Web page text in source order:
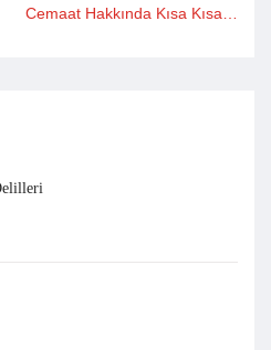
Cemaat Hakkında Kısa Kısa…